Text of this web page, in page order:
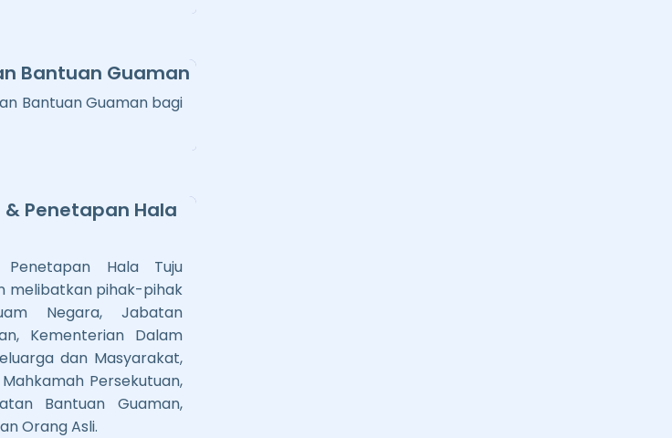
Bantuan Guaman
Bantuan Guaman bagi
Penetapan Hala
Hala Tuju
melibatkan pihak-pihak
Negara, Jabatan
Kementerian Dalam
dan Masyarakat,
Persekutuan,
Bantuan Guaman,
Orang Asli.